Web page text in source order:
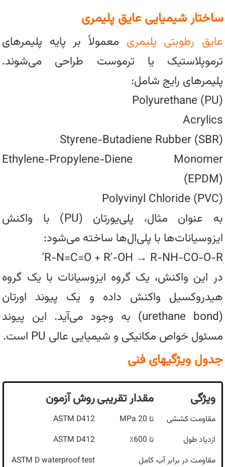
ساختار شیمیایی عایق پلیمری
عایق‌ رطوبتی پلیمری معمولاً بر پایه پلیمرهای
ترموپلاستیک یا ترموست طراحی می‌شوند.
پلیمرهای رایج شامل:
Polyurethane (PU)
Acrylics
Styrene-Butadiene Rubber (SBR)
Ethylene-Propylene-Diene Monomer
(EPDM)
Polyvinyl Chloride (PVC)
به عنوان مثال، پلی‌یورتان (PU) با واکنش
ایزوسیانات‌ها با پلی‌ال‌ها ساخته می‌شود:
R-N=C=O + R'-OH → R-NH-CO-O-R'
در این واکنش، یک گروه ایزوسیانات با یک گروه
هیدروکسیل واکنش داده و یک پیوند اورتان
(urethane bond) به وجود می‌آید. این پیوند
مسئول خواص مکانیکی و شیمیایی عالی PU است.
جدول ویژگیهای فنی
ویژگی مقدار تقریبیروش آزمون
مقاومت کششی تا 20 MPa
ASTM D412
ازدیاد طول
تا 600٪
ASTM D412
مقاومت در برابر آب کامل ASTM D waterproof test